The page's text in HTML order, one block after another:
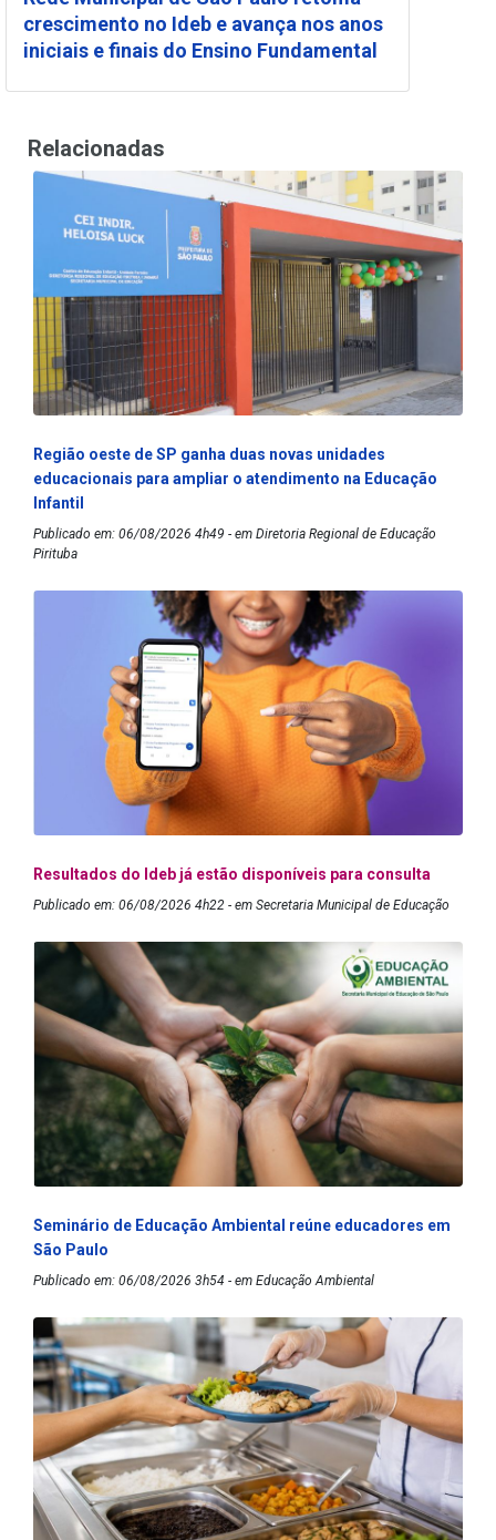
crescimento no Ideb e avança nos anos
iniciais e finais do Ensino Fundamental
Relacionadas
Região oeste de SP ganha duas novas unidades
educacionais para ampliar o atendimento na Educação
Infantil
Publicado em: 06/08/2026 4h49 - em Diretoria Regional de Educação
Pirituba
Resultados do Ideb já estão disponíveis para consulta
Publicado em: 06/08/2026 4h22 - em Secretaria Municipal de Educação
Seminário de Educação Ambiental reúne educadores em
São Paulo
Publicado em: 06/08/2026 3h54 - em Educação Ambiental